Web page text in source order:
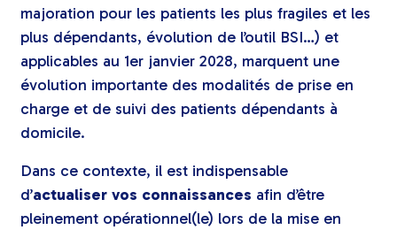
majoration pour les patients les plus fragiles et les
plus dépendants, évolution de l’outil BSI…) et
applicables au 1er janvier 2028, marquent une
évolution importante des modalités de prise en
charge et de suivi des patients dépendants à
domicile.
Dans ce contexte, il est indispensable
d’actualiser vos connaissances afin d’être
pleinement opérationnel(le) lors de la mise en